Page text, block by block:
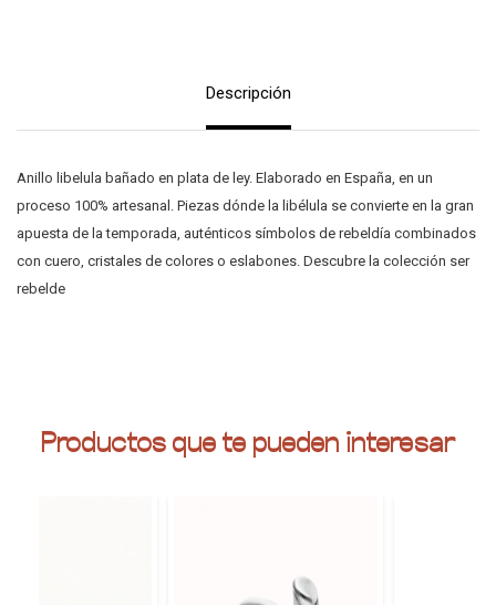
Descripción
Anillo libelula bañado en plata de ley. Elaborado en España, en un
proceso 100% artesanal. Piezas dónde la libélula se convierte en la gran
apuesta de la temporada, auténticos símbolos de rebeldía combinados
con cuero, cristales de colores o eslabones. Descubre la colección ser
rebelde
Productos que te pueden interesar